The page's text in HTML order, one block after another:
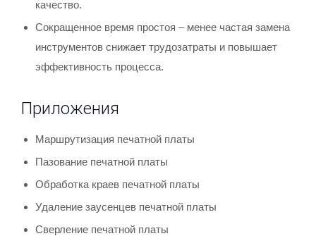
качество.
Сокращенное время простоя – менее частая замена
инструментов снижает трудозатраты и повышает
эффективность процесса.
Приложения
Маршрутизация печатной платы
Пазование печатной платы
Обработка краев печатной платы
Удаление заусенцев печатной платы
Сверление печатной платы